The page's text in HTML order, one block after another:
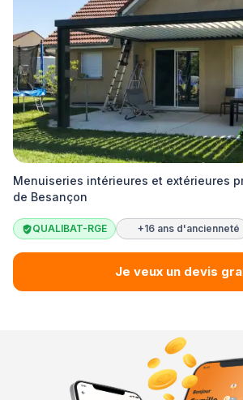
Menuiseries intérieures et extérieures
de Besançon
QUALIBAT-RGE +16 ans d'ancienneté
Je veux un devis